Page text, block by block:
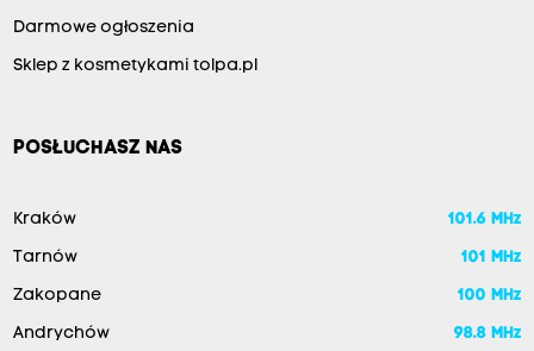
Darmowe ogłoszenia
Sklep z kosmetykami tolpa.pl
POSŁUCHASZ NAS
Kraków 101.6 MHz
Tarnów 101 MHz
Zakopane 100 MHz
Andrychów 98.8 MHz